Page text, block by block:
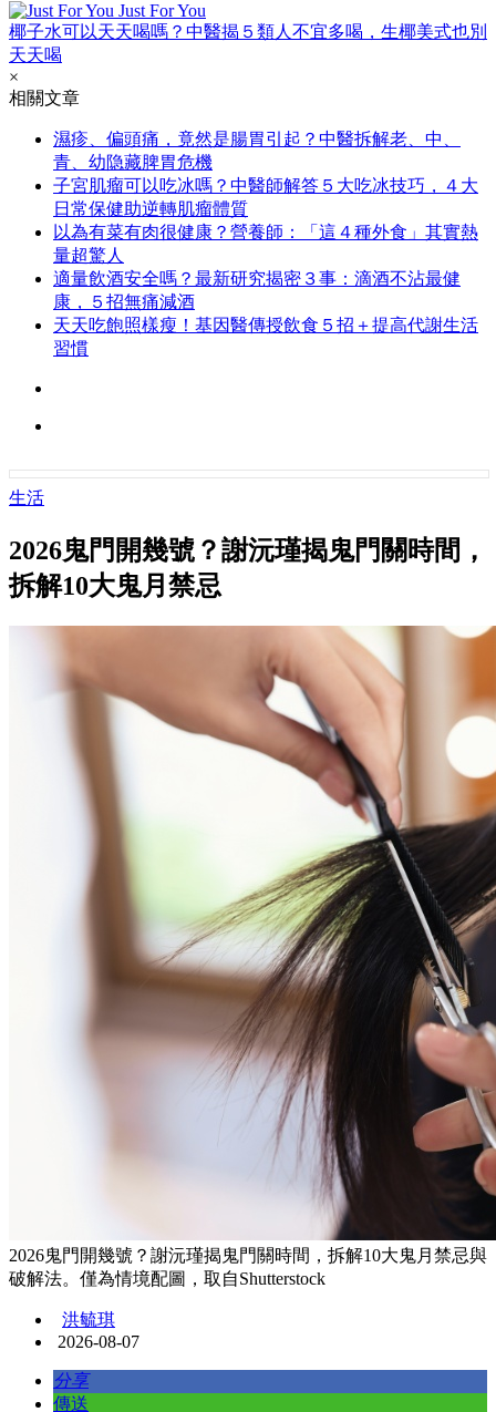
Just For You
椰子水可以天天喝嗎？中醫揭５類人不宜多喝，生椰美式也別
天天喝
×
相關文章
濕疹、偏頭痛，竟然是腸胃引起？中醫拆解老、中、
青、幼隐藏脾胃危機
子宮肌瘤可以吃冰嗎？中醫師解答５大吃冰技巧，４大
日常保健助逆轉肌瘤體質
以為有菜有肉很健康？營養師：「這４種外食」其實熱
量超驚人
適量飲酒安全嗎？最新研究揭密３事：滴酒不沾最健
康，５招無痛減酒
天天吃飽照樣瘦！基因醫傳授飲食５招＋提高代謝生活
習慣
生活
2026鬼門開幾號？謝沅瑾揭鬼門關時間，
拆解10大鬼月禁忌
2026鬼門開幾號？謝沅瑾揭鬼門關時間，拆解10大鬼月禁忌與
破解法。僅為情境配圖，取自Shutterstock
洪毓琪
2026-08-07
分享
傳送